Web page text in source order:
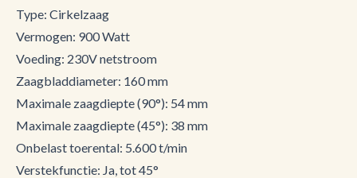
Type: Cirkelzaag
Vermogen: 900 Watt
Voeding: 230V netstroom
Zaagbladdiameter: 160 mm
Maximale zaagdiepte (90°): 54 mm
Maximale zaagdiepte (45°): 38 mm
Onbelast toerental: 5.600 t/min
Verstekfunctie: Ja, tot 45°